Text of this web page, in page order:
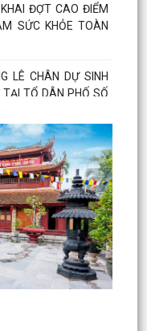
ĐỢT CAO ĐIỂM
SỨC KHỎE TOÀN
LÊ CHÂN DỰ SINH
TẠI TỔ DÂN PHỐ SỐ
CHÂN XỬ PHẠT 3
ĐƯỜNG, VỈA HÈ
LỄ SINH HOẠT
8 NĂM 2026
BẰNG MÃ QR –
ĐỔI SỐ PHỔ
3 ĐỢT BẢO TRÌ